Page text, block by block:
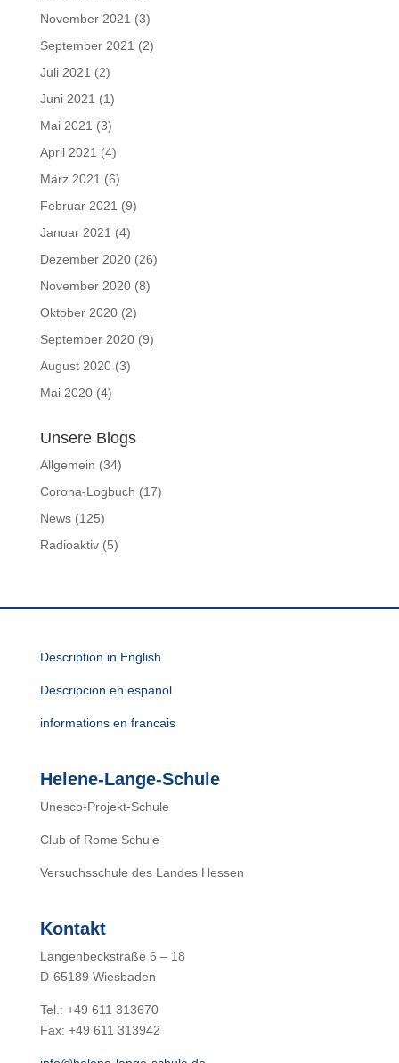
November 2021 (3)
September 2021 (2)
Juli 2021 (2)
Juni 2021 (1)
Mai 2021 (3)
April 2021 (4)
März 2021 (6)
Februar 2021 (9)
Januar 2021 (4)
Dezember 2020(26)
November 2020(8)
Oktober 2020(2)
September 2020(9)
August 2020(3)
Mai 2020(4)
Unsere Blogs
Allgemein (34)
Corona-Logbuch (17)
News(125)
Radioaktiv(5)
Description in English
Descripcion en espanol
informations en francais
Helene-Lange-Schule
Unesco-Projekt-Schule
Club of Rome Schule
Versuchsschule des Landes Hessen
Kontakt
Langenbeckstraße 6 – 18
D-65189 Wiesbaden
Tel.: +49 611 313670
Fax: +49 611 313942